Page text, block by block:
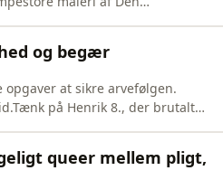
og begær
at sikre arvefølgen.
på Henrik 8., der brutalt
queer mellem pligt,